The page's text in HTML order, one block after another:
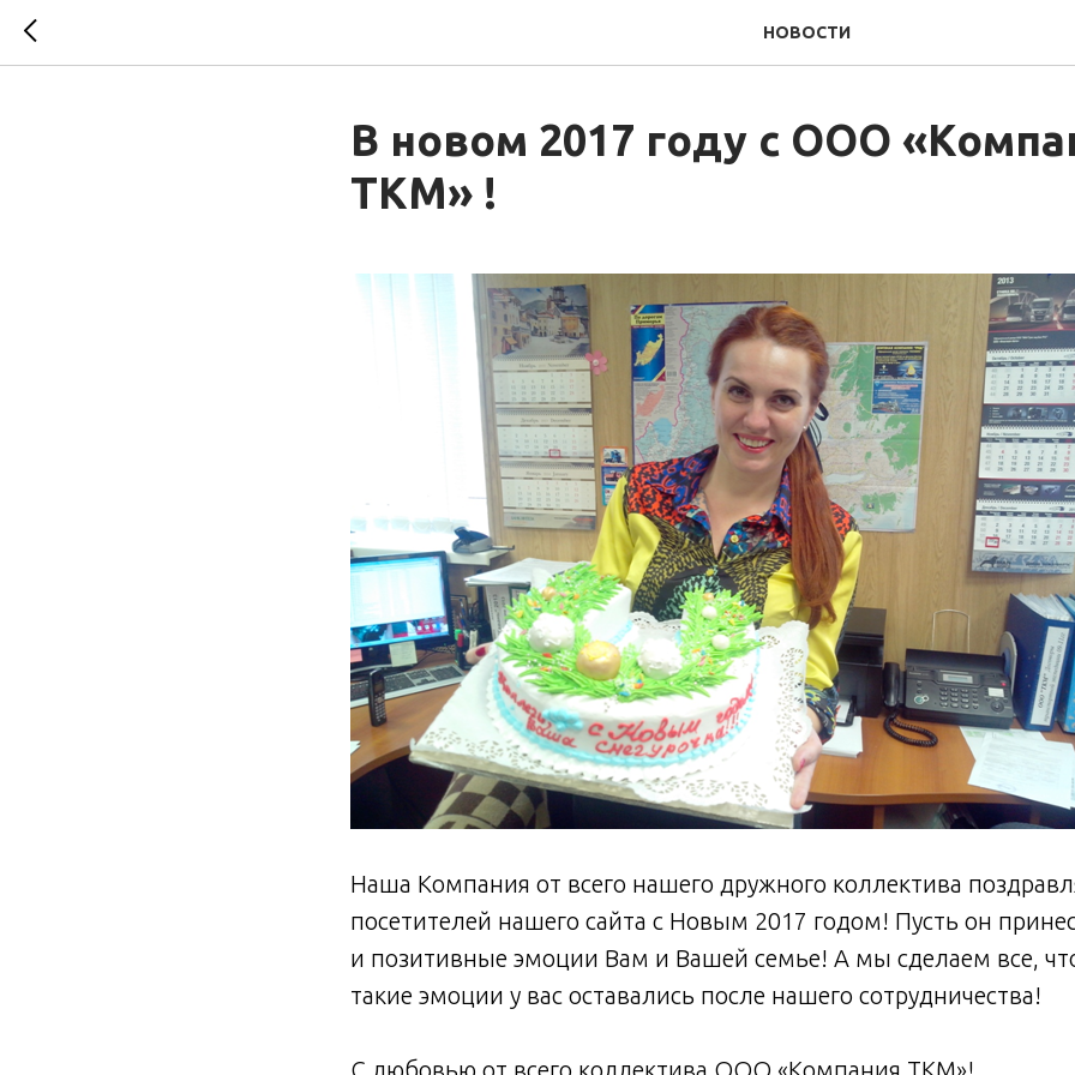
НОВОСТИ
В новом 2017 году с ООО
ТКМ» !
Наша Компания от всего нашего дружного коллектива
посетителей нашего сайта с Новым 2017 годом! Пусть он
и позитивные эмоции Вам и Вашей семье! А мы сделаем все,
такие эмоции у вас оставались после нашего сотрудничества!